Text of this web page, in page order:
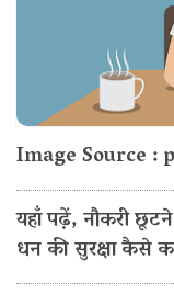
Image Source :
यहाँ पढ़ें, नौकरी
धन की सुरक्षा कैसे